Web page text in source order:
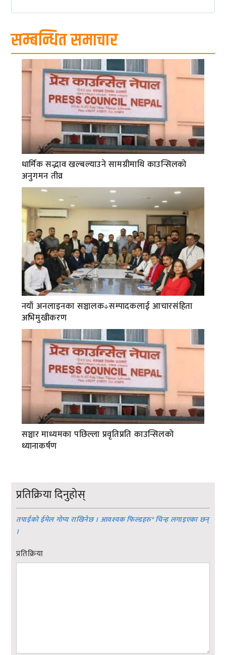
सम्बन्धित समाचार
धार्मिक सद्भाव खल्बल्याउने सामग्रीमाथि काउन्सिलको
अनुगमन तीव्र
नयाँ अनलाइनका सञ्चालक÷सम्पादकलाई आचारसंहिता
अभिमुखीकरण
सञ्चार माध्यमका पछिल्ला प्रवृतिप्रति काउन्सिलको
ध्यानाकर्षण
प्रतिक्रिया दिनुहोस्
तपाईको ईमेल गोप्य राखिनेछ । आवश्यक फिल्डहरु*चिन्ह लगाइएका छन्
।
प्रतिक्रिया